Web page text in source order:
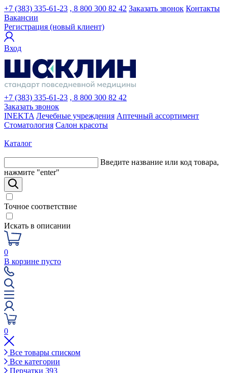
+7 (383) 335-61-23 , 8 800 300 82 42 Заказать звонок Контакты
Вакансии
Регистрация (новый клиент)
Вход
+7 (383) 335-61-23 , 8 800 300 82 42
Заказать звонок
INEKTA Лечебные учреждения Аптечный ассортимент
Стоматология Салон красоты
Каталог
Введите название или код товара,
нажмите "enter"
Точное соответствие
Искать в описании
0
В корзине пусто
0
Все товары списком
Все категории
Перчатки 393